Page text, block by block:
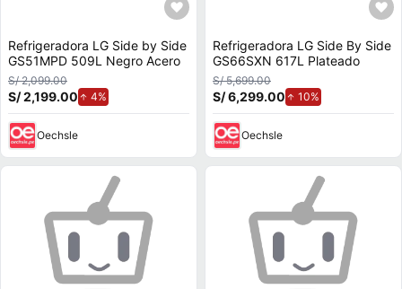
Refrigeradora LG Side by Side
GS51MPD 509L Negro Acero
S/ 2,099.00
S/ 2,199.00 4%
Oechsle
Refrigeradora LG Side By Side
GS66SXN 617L Plateado
S/ 5,699.00
S/ 6,299.00 10%
Oechsle